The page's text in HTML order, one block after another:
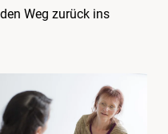
Weg zurück ins